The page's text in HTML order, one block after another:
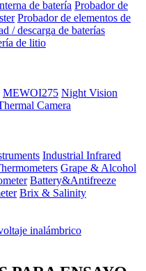
de batería Probador de
Probador de elementos de
/ descarga de baterías
de litio
MEWOI275 Night Vision
Camera
Industrial Infrared
Grape & Alcohol
Battery&Antifreeze
Brix & Salinity
inalámbrico